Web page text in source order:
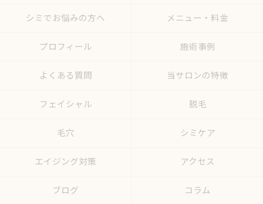
シミでお悩みの方へ メニュー・料金
プロフィール 施術事例
よくある質問 当サロンの特徴
フェイシャル 脱毛
毛穴 シミケア
エイジング対策 アクセス
ブログ コラム